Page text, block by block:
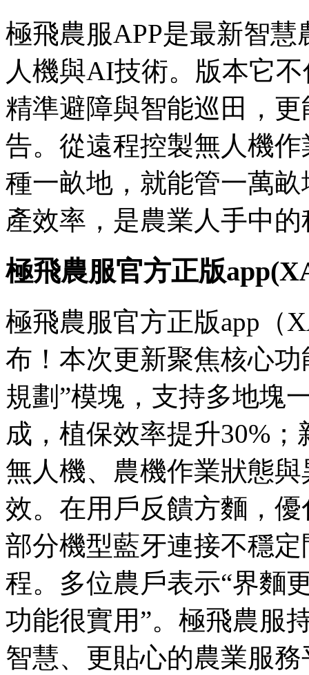
極飛農服APP是最新智慧
人機與AI技術。版本它
精準避障與智能巡田，
告。從遠程控製無人機
種一畝地，就能管一萬
產效率，是農業人手中
極飛農服官方正版
極飛農服官方正版app（
布！本次更新聚焦核心
規劃”模塊，支持多地塊
成，植保效率提升30%
無人機、農機作業狀態
效。在用戶反饋方麵，
部分機型藍牙連接不穩
程。多位農戶表示“界麵
功能很實用”。極飛農服
智慧、更貼心的農業服務